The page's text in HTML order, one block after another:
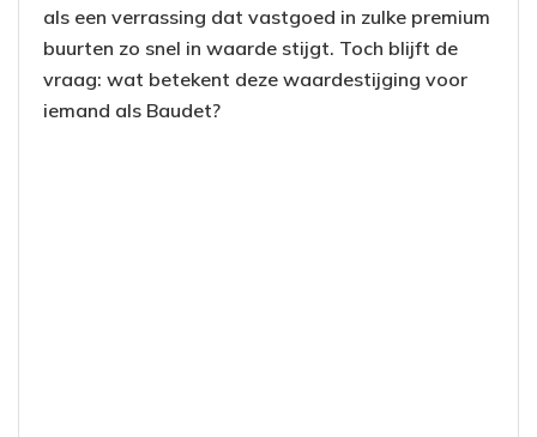
als een verrassing dat vastgoed in zulke premium
buurten zo snel in waarde stijgt. Toch blijft de
vraag: wat betekent deze waardestijging voor
iemand als Baudet?